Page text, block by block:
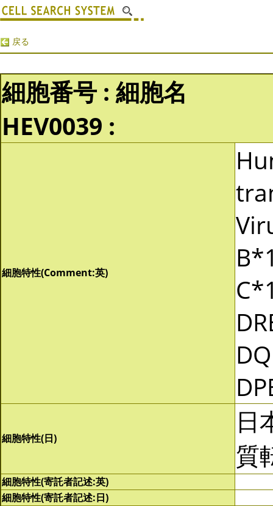
戻る
細胞番号 : 細胞名
HEV0039 :
細胞特性(Comment:英)
細胞特性(日)
日
質
細胞特性(寄託者記述:英)
細胞特性(寄託者記述:日)